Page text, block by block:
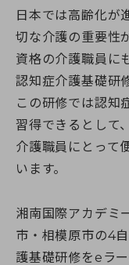
綾瀬市委託事業「受
伊勢原市社会福祉協
任者研修
介護に関する入門的
介護に関する入門的
認知症介護基礎研修(
認知症介護基礎研修
認知症介護基礎研修
認知症介護基礎研修
認知症介護実践者研修
同行援護従業者養成
全身性障害者ガイド
実務者研修教員講習会
相模大野校
横浜戸塚校
横浜馬車道関内校
小田原校
大和校
横浜二俣川校
横浜みなとみらいサ
伊勢原会場（伊勢原
東京都
埼玉県
埼玉校【開校準備中】
千葉県
千葉校【開校準備中
キャンペーン一
お知らせ
お知らせ一覧
お知らせ
活動報告
初めての方へ
初めての方へトップ
スタッフ紹介
神奈川県のおすすめ資
介護職を目指すあな
選ばれる理由
よくある質問（受講
医療的ケア予約シス
介護福祉士向け総合
就職・転職サポ
日本では高齢化が
切な介護の重要性
資格の介護職員に
認知症介護基礎研
この研修では認知
習得できるとして
介護職員にとって
います。
湘南国際アカデミ
市・相模原市の4
護基礎研修をeラ